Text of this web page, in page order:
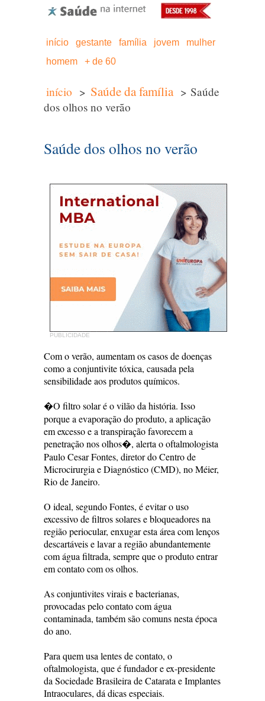
início gestante família jovem
mulher
homem
+ de 60
início > Saúde da família > Saúde
dos olhos no verão
Saúde dos olhos no verão
PUBLICIDADE
Com o verão, aumentam os casos de doenças
como a conjuntivite tóxica, causada pela
sensibilidade aos produtos químicos.
�O filtro solar é o vilão da história. Isso
porque a evaporação do produto, a aplicação
em excesso e a transpiração favorecem a
penetração nos olhos�, alerta o oftalmologista
Paulo Cesar Fontes, diretor do Centro de
Microcirurgia e Diagnóstico (CMD), no Méier,
Rio de Janeiro.
O ideal, segundo Fontes, é evitar o uso
excessivo de filtros solares e bloqueadores na
região periocular, enxugar esta área com lenços
descartáveis e lavar a região abundantemente
com água filtrada, sempre que o produto entrar
em contato com os olhos.
As conjuntivites virais e bacterianas,
provocadas pelo contato com água
contaminada, também são comuns nesta época
do ano.
Para quem usa lentes de contato, o
oftalmologista, que é fundador e ex-presidente
da Sociedade Brasileira de Catarata e Implantes
Intraoculares, dá dicas especiais.